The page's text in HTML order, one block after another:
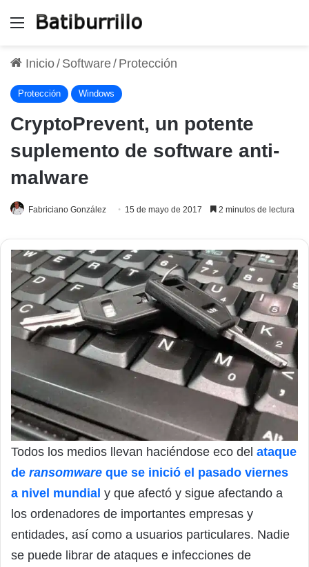
Menú
Inicio/ Software/ Protección
Protección Windows
CryptoPrevent, un potente
suplemento de software anti-
malware
Fabriciano González 15 de mayo de 2017 2 minutos de lectura
Todos los medios llevan haciéndose eco del ataque
de ransomware que se inició el pasado viernes
a nivel mundial y que afectó y sigue afectando a
los ordenadores de importantes empresas y
entidades, así como a usuarios particulares. Nadie
se puede librar de ataques e infecciones de